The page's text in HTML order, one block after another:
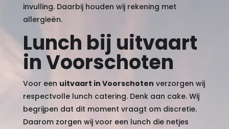
invulling. Daarbij houden wij rekening met
allergieën.
Lunch bij uitvaart
in Voorschoten
Voor een uitvaart in Voorschoten verzorgen wij
respectvolle lunch catering. Denk aan cake. Wij
begrijpen dat dit moment vraagt om discretie.
Daarom zorgen wij voor een lunch die netjes